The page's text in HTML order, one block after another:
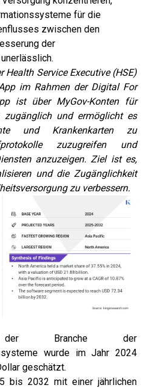
für die
zwischen den
der
Health Service Executive (HSE)
im Rahmen der Digital For
ist über MyGov-Konten für
und ermöglicht es
und Krankenkarten zu
zuzugreifen und
anzuzeigen. Ziel ist es,
und die Zugänglichkeit
zu verbessern.
Branche der
wurde im Jahr 2024
geschätzt.
bis 2032 mit einer jährlichen